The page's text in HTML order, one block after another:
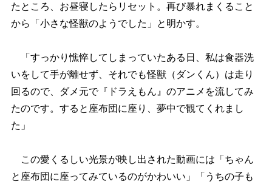
たところ、お昼寝したらリセット。再び暴れまくること
から「小さな怪獣のようでした」と明かす。
「すっかり憔悴してしまっていたある日、私は食器洗
いをして手が離せず、それでも怪獣（ダンくん）は走り
回るので、ダメ元で『ドラえもん』のアニメを流してみ
たのです。すると座布団に座り、夢中で観てくれまし
た」
この愛くるしい光景が映し出された動画には「ちゃん
と座布団に座ってみているのがかわいい」「うちの子も